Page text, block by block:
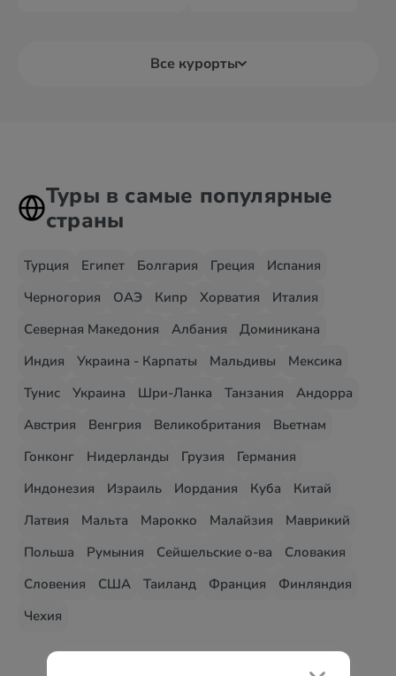
Все курорты
Туры в самые популярные
страны
Турция Египет Болгария Греция
Испания
Черногория
ОАЭ Кипр Хорватия
Италия
Северная Македония
Албания
Доминикана
Индия
Украина - Карпаты Мальдивы
Мексика
Тунис
Украина Шри-Ланка Танзания
Андорра
Австрия
Венгрия Великобритания
Вьетнам
Гонконг
Нидерланды Грузия
Германия
Индонезия
Израиль Иордания Куба
Китай
Латвия
Мальта Марокко Малайзия
Маврикий
Польша
Румыния Сейшельские о-ва
Словакия
Словения
США Таиланд Франция
Финляндия
Чехия